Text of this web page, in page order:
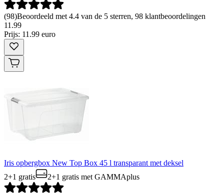
(98)Beoordeeld met 4.4 van de 5 sterren, 98 klantbeoordelingen
11 .99
Prijs: 11.99 euro
Iris opbergbox New Top Box 45 l transparant met deksel
2+1 gratis
2+1 gratis met GAMMAplus